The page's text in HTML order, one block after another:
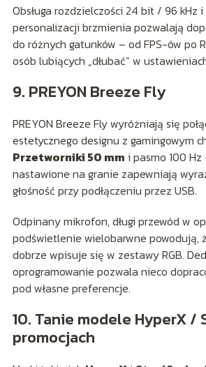
Obsługa rozdzielczości 24 bit / 96 kHz
personalizacji brzmienia pozwalają
do różnych gatunków – od FPS-ów po
osób lubiących „dłubać” w
9. PREYON Breeze Fly
PREYON Breeze Fly wyróżniają się
estetycznego designu z gamingowym
Przetworniki 50 mm i pasmo 100 Hz
nastawione na granie zapewniają
głośność przy podłączeniu przez USB.
Odpinany mikrofon, długi przewód w
podświetlenie wielobarwne powodują,
dobrze wpisuje się w zestawy RGB.
oprogramowanie pozwala nieco
pod własne preferencje.
10. Tanie modele HyperX /
promocjach